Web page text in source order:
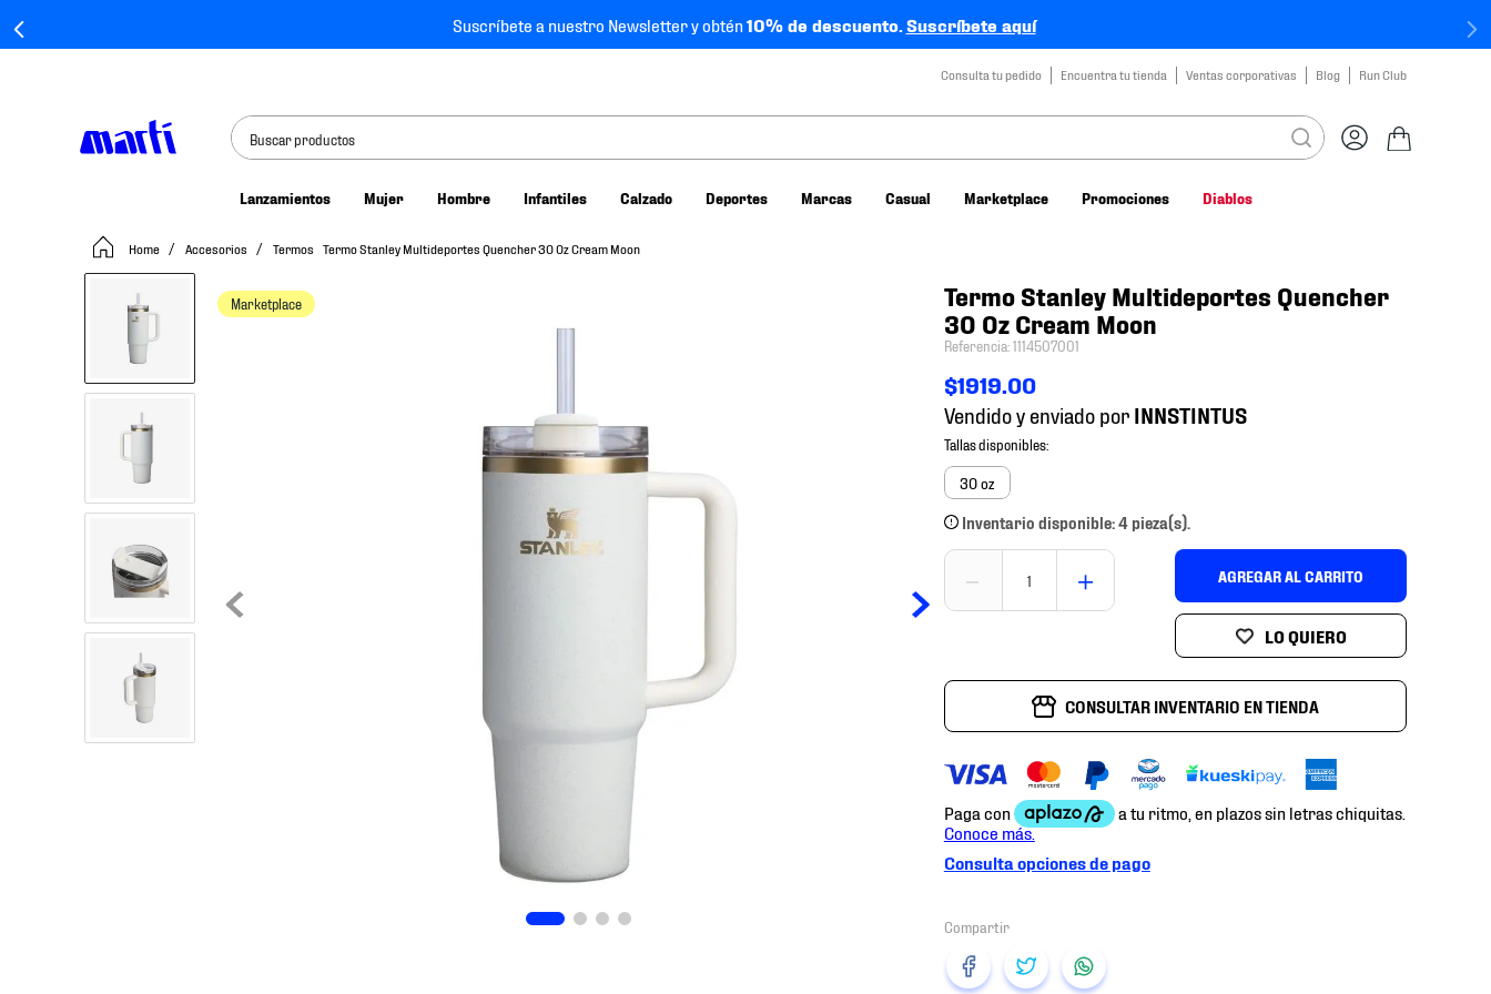
Suscríbete a nuestro Newsletter y obtén10% de descuento.Suscríbete aquí
Consulta tu pedido Encuentra tu tienda Ventas corporativas Blog Run Club
Buscar productos
Lanzamientos Mujer Hombre Infantiles Calzado Deportes Marcas Casual Marketplace Promociones Diablos
Accesorios Termos Termo Stanley Multideportes Quencher 30 Oz Cream Moon
Marketplace
Termo Stanley Multideportes Quencher
30 Oz Cream Moon
Referencia:1114507001
$1919.00
Vendido y enviado por
30 oz
Inventario disponible: 4 pieza(s).
＋
－ AGREGAR AL CARRITO
CONSULTAR INVENTARIO EN TIENDA
Consulta opciones de pago
tenis mujer
tenis hombre
tenis niño